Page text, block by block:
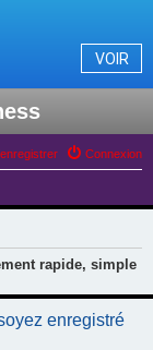
Connexion
rapide, simple
enregistré
VOIR